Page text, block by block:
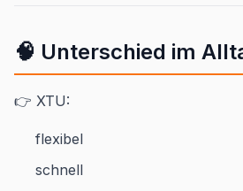
🧠 Unterschied im
👉 XTU:
flexibel
schnell